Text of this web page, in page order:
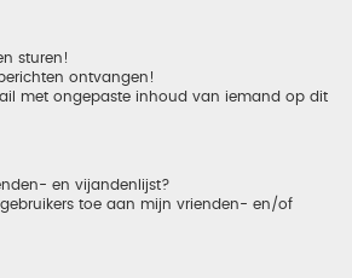
sturen!
ontvangen!
met ongepaste inhoud van iemand op dit
en vijandenlijst?
toe aan mijn vrienden- en/of